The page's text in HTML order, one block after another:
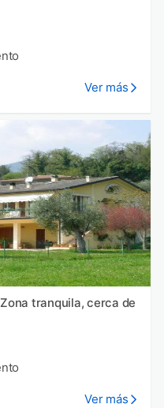
Ver más
tranquila, cerca de
Ver más